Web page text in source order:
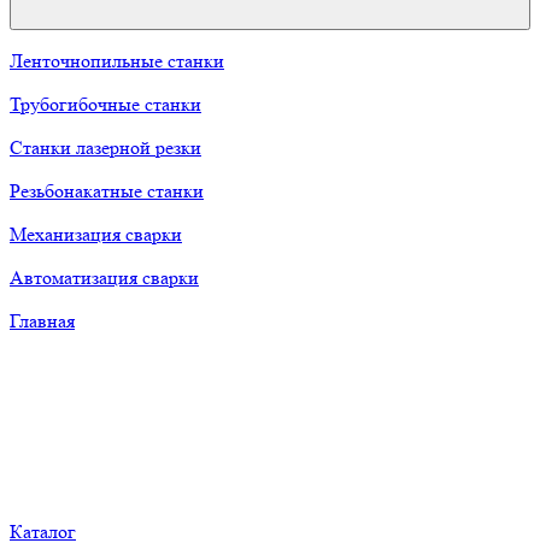
Ленточнопильные станки
Трубогибочные станки
Станки лазерной резки
Резьбонакатные станки
Механизация сварки
Автоматизация сварки
Главная
Каталог